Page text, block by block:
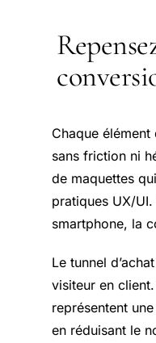
Chaque
sans friction ni
de maquettes
pratiques UX/
smartphone, la
Le tunnel
visiteur en
représentent
en réduisant le